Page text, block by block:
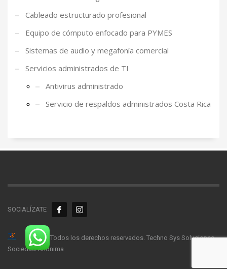
Cableado estructurado profesional
Equipo de cómputo enfocado para PYMES
Sistemas de audio y megafonía comercial
Servicios administrados de TI
Antivirus administrado
Servicio de respaldos administrados Costa Rica
SOCIALÍZATE
© 2026. Todos los derechos reservados. Techno Sys Soluciones
Sociedad Anónima